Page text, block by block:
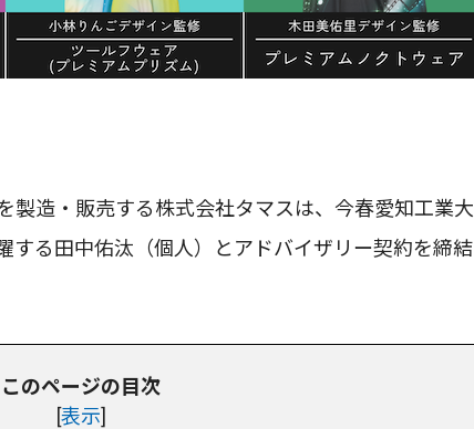
製造・販売する株式会社タマスは、今春愛知工業大
する田中佑汰（個人）とアドバイザリー契約を締結
このページの目次
[表示]